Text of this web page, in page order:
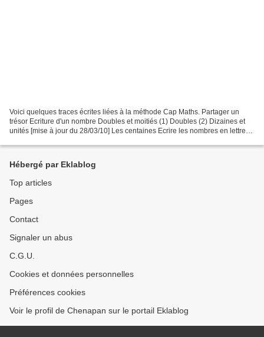
Voici quelques traces écrites liées à la méthode Cap Maths. Partager un
trésor Ecriture d'un nombre Doubles et moitiés (1) Doubles (2) Dizaines et
unités [mise à jour du 28/03/10] Les centaines Ecrire les nombres en lettres
Hébergé par Eklablog
Top articles
Pages
Contact
Signaler un abus
C.G.U.
Cookies et données personnelles
Préférences cookies
Voir le profil de Chenapan sur le portail Eklablog